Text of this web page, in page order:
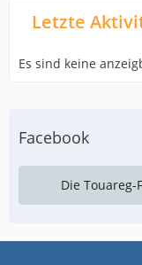
Letzte
Es sind keine
Facebook
Die Touareg-